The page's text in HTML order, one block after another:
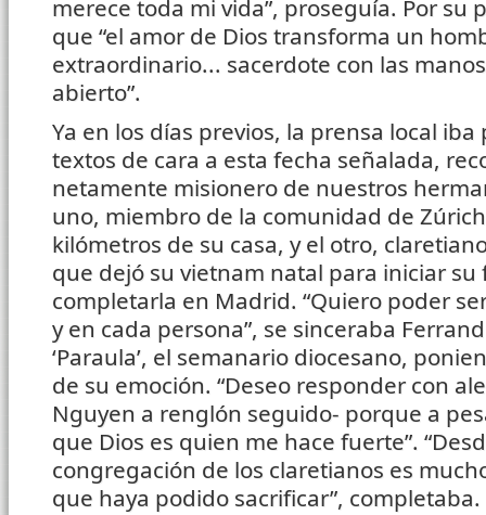
merece toda mi vida”, proseguía. Por su
que “el amor de Dios transforma un
extraordinario... sacerdote con las
abierto”.
Ya en los días previos, la prensa local
textos de cara a esta fecha señalada,
netamente misionero de nuestros
uno, miembro de la comunidad de
kilómetros de su casa, y el otro,
que dejó su vietnam natal para iniciar su
completarla en Madrid. “Quiero poder
y en cada persona”, se sinceraba
‘Paraula’, el semanario diocesano,
de su emoción. “Deseo responder con
Nguyen a renglón seguido- porque a
que Dios es quien me hace fuerte”.
congregación de los claretianos es
que haya podido sacrificar”, completaba.